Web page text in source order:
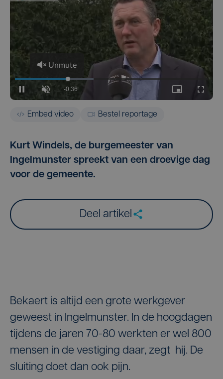
Embed video Bestel reportage
Kurt Windels, de burgemeester van
Ingelmunster spreekt van een droevige dag
voor de gemeente.
Deel artikel
Bekaert is altijd een grote werkgever
geweest in Ingelmunster. In de hoogdagen
tijdens de jaren 70-80 werkten er wel 800
mensen in de vestiging daar, zegt hij. De
sluiting doet dan ook pijn.